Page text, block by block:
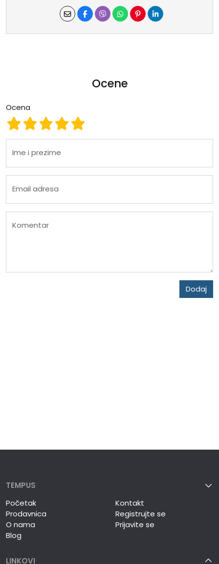
Ocene
Ocena
Ocena 5
Ocena 4
Ocena 3
Ocena 2
Ocena 1
Ime i prezime
Email adresa
Komentar
Dodaj
TEMPUS
Početak
Prodavnica
O nama
Blog
Kontakt
Registrujte se
Prijavite se
LINKOVI